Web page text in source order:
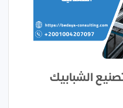
الشبابيك